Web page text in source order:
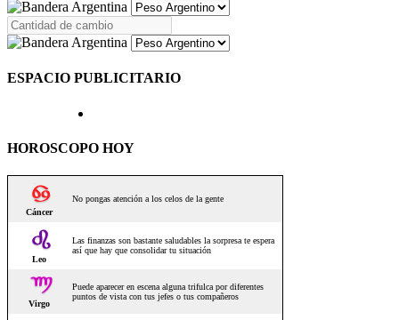
ESPACIO PUBLICITARIO
HOROSCOPO HOY